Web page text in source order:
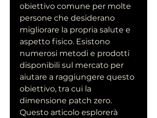
obiettivo comune per molte
persone che desiderano
migliorare la propria salute e
aspetto fisico. Esistono
numerosi metodi e prodotti
disponibili sul mercato per
aiutare a raggiungere questo
obiettivo, tra cui la
dimensione patch zero.
Questo articolo esplorerà